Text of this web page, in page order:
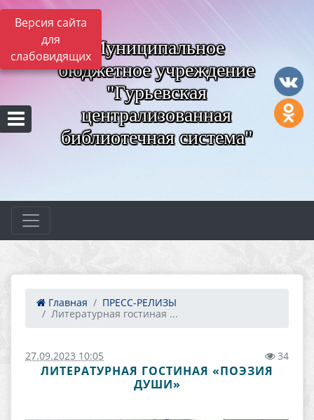
Версия сайта
для
слабовидящих Муниципальное
бюджетное учреждение
"Гурьевская
централизованная
библиотечная система"
Главная
ПРЕСС-РЕЛИЗЫ
Литературная гостиная ...
27.09.2023 10:05 34
ЛИТЕРАТУРНАЯ ГОСТИНАЯ «ПОЭЗИЯ
ДУШИ»